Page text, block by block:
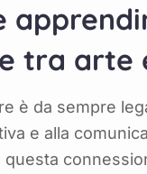
tra arte
è da sempre
e alla
questa